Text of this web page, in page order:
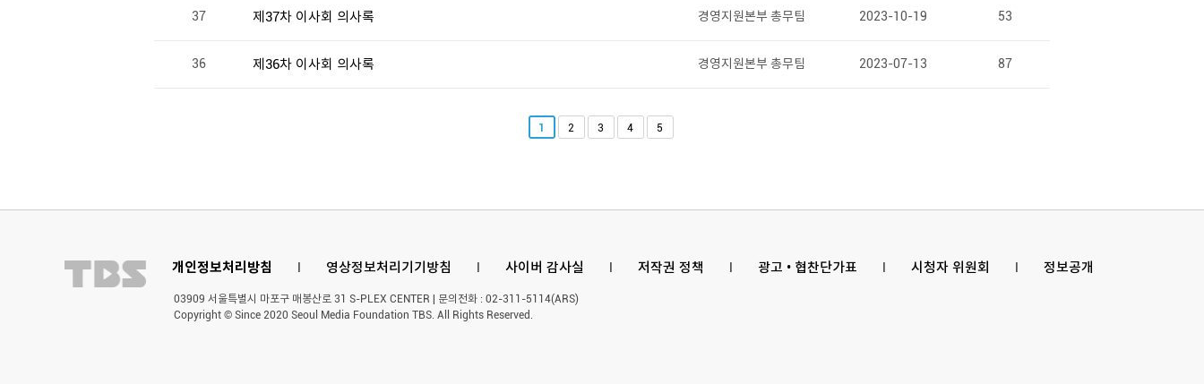
37 제37차 이사회 의사록 경영지원본부 총무팀 2023-10-19 53
36 제36차 이사회 의사록 경영지원본부 총무팀 2023-07-13 87
1 2 3 4 5
개인정보처리방침 l 영상정보처리기기방침 l 사이버 감사실 l 저작권 정책 l 광고 • 협찬단가표 l 시청자 위원회 l 정보공개
03909 서울특별시 마포구 매봉산로 31 S-PLEX CENTER | 문의전화 : 02-311-5114(ARS)
Copyright © Since 2020 Seoul Media Foundation TBS. All Rights Reserved.